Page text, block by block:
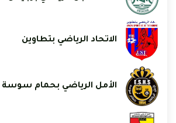
الاتحاد الرياضي بتطاوين
الأمل الرياضي بحمام سوسة